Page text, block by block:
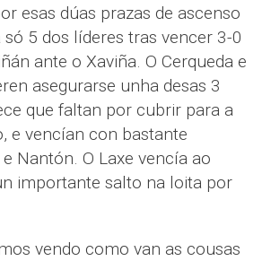
esas dúas prazas de ascenso
só 5 dos líderes tras vencer 3-0
ante o Xaviña. O Cerqueda e
asegurarse unha desas 3
que faltan por cubrir para a
e vencían con bastante
Nantón. O Laxe vencía ao
importante salto na loita por
vendo como van as cousas